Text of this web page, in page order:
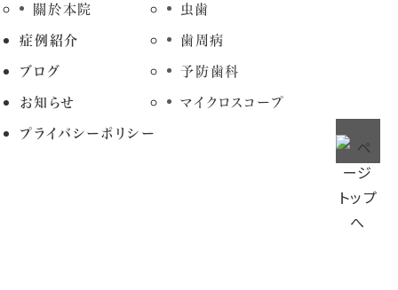
關於本院
症例紹介
ブログ
お知らせ
プライバシーポリシー
虫歯
歯周病
予防歯科
マイクロスコープ